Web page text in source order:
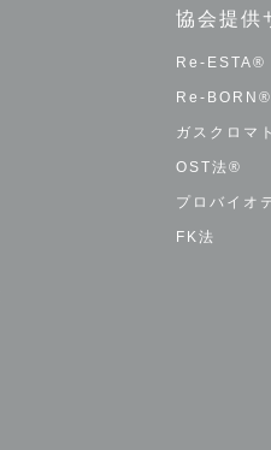
協会提供
Re-ESTA®
Re-BORN®
ガスクロマ
OST法®
プロバイオ
FK法